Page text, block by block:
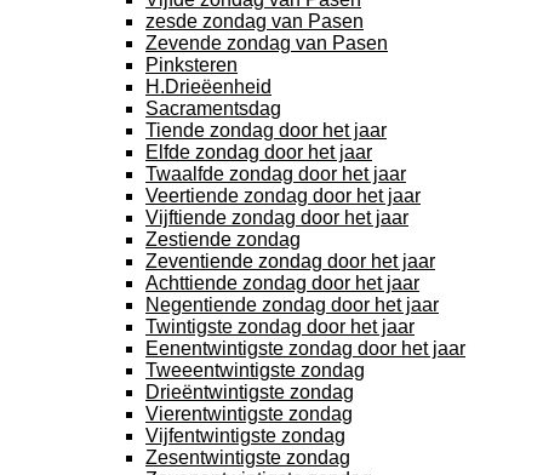
zesde zondag van Pasen
Zevende zondag van Pasen
Pinksteren
H.Drieëenheid
Sacramentsdag
Tiende zondag door het jaar
Elfde zondag door het jaar
Twaalfde zondag door het jaar
Veertiende zondag door het jaar
Vijftiende zondag door het jaar
Zestiende zondag
Zeventiende zondag door het jaar
Achttiende zondag door het jaar
Negentiende zondag door het jaar
Twintigste zondag door het jaar
Eenentwintigste zondag door het jaar
Tweeentwintigste zondag
Drieëntwintigste zondag
Vierentwintigste zondag
Vijfentwintigste zondag
Zesentwintigste zondag